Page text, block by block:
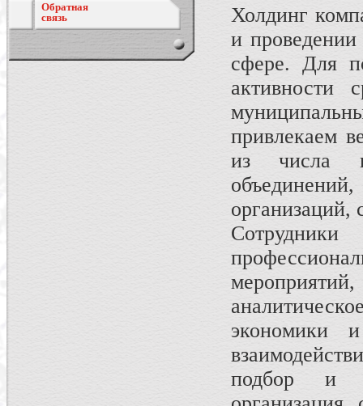
Обратная
связь
Холдинг
и проведении
сфере. Для
активности
привлекаем
из числа
организаций,
экономики
подбор и